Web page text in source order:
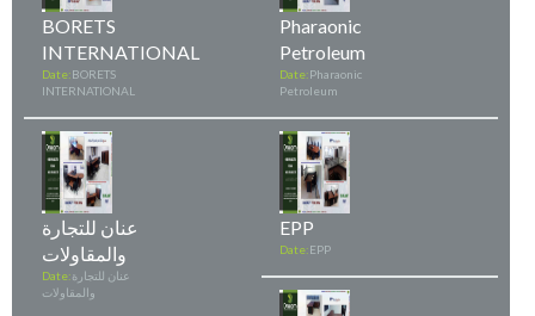
BORETS
INTERNATIONAL
Date:BORETS
INTERNATIONAL
Pharaonic
Petroleum
Date:Pharaonic
Petroleum
عنان للتجارة
والمقاولات
Date:عنان للتجارة
والمقاولات
EPP
Date:EPP